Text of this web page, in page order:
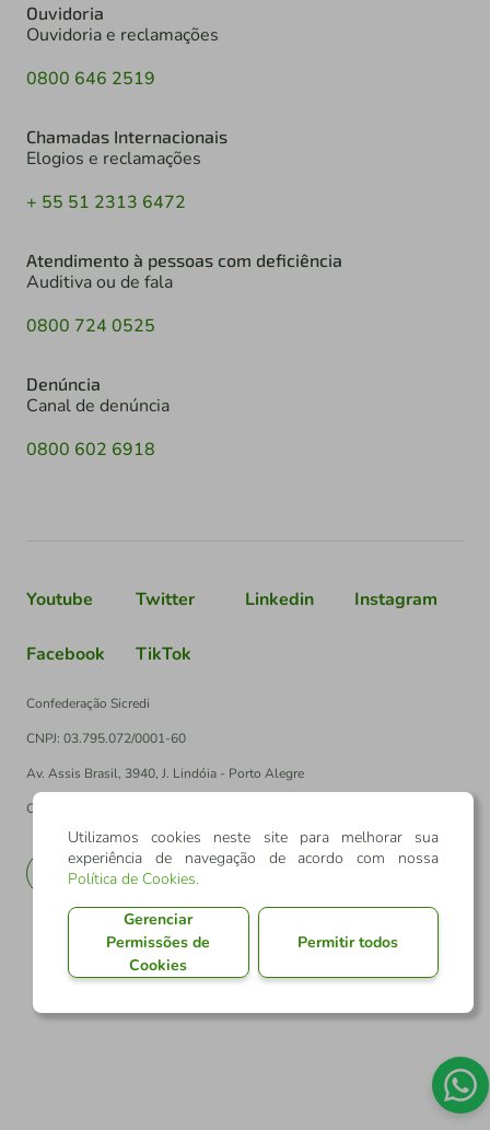
Ouvidoria
Ouvidoria e reclamações
0800 646 2519
Chamadas Internacionais
Elogios e reclamações
+ 55 51 2313 6472
Atendimento à pessoas com deficiência
Auditiva ou de fala
0800 724 0525
Denúncia
Canal de denúncia
0800 602 6918
Youtube Twitter Linkedin Instagram
Facebook TikTok
Confederação Sicredi
CNPJ: 03.795.072/0001-60
Av. Assis Brasil, 3940, J. Lindóia - Porto Alegre
CEP: 91010-003
EN
Utilizamos cookies neste site para melhorar sua
experiência de navegação de acordo com nossa
Política de Cookies.
Gerenciar
Permissões de
Cookies
Permitir todos